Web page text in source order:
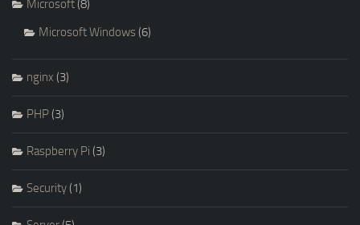
Microsoft(8)
Microsoft Windows(6)
nginx (3)
PHP(3)
Raspberry Pi (3)
Security(1)